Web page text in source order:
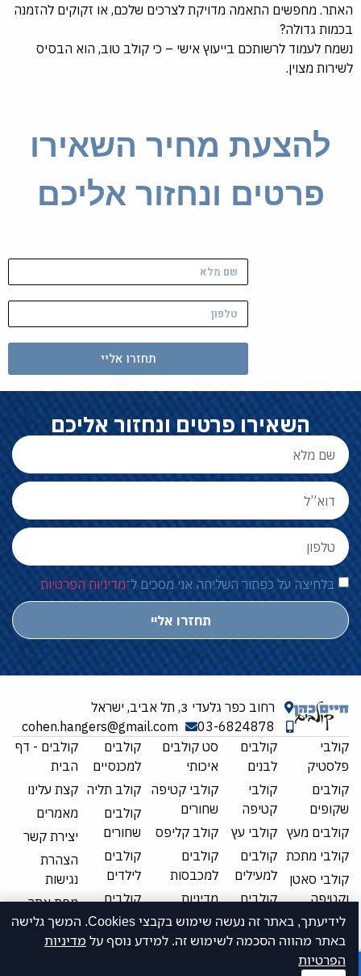
לידיעתך, באתר זה נעשה שימוש בקבצי Cookies. המשך גלישה
באתר מהווה הסכמה לשימוש זה. למידע נוסף על מדיניות
הפרטיות
האתר. מחפשים התאמה מדויקת לצרכים שלכם, או זקוקים להזמנה
בכמות גדולה?
נשמח לעמוד לרשותכם בייעוץ אישי – כי קולב טוב, הוא הבסיס
לשירות מצוין.
להצעת מחיר השאירו
פרטים ונחזור אליכם
תחזרו אליי
השאירו פרטים ונחזור אליכם
בלחיצה על כפתור השליחה אני מסכים ל־מדיניות הפרטיות
תחזרו אליי
רחוב כפר גלעדי 3, תל אביב, ישראל
03-6824878
cohen.hangers@gmail.com
קולבי
פלסטיק
קולבים
שקופים
קולבים מעץ
קולבי מתכת
קולבי סאטן
וקטיפה
קולבים
לבנים
קולבי
קטיפה
קולבי עץ
קולבים
למעילים
קולבים
למלונות
סט קולבים
איכותי
קולבי קטיפה
שחורים
קולב קליפס
קולבים
למכבסות
מדיניות
פרטיות
קולבים
למכנסיים
קולב תליה
קולבים
שחורים
קולבים
לילדים
קולבים
מעוצבים
קולבים - דף
הבית
קצת עלינו
מאמרים
יצירת קשר
הצהרת
נגישות
מפת אתר
תקנון אתר